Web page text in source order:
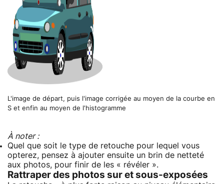
L'image de départ, puis l'image corrigée au moyen de la courbe en
S et enfin au moyen de l'histogramme
À noter :
Quel que soit le type de retouche pour lequel vous
opterez, pensez à ajouter ensuite un brin de netteté
aux photos, pour finir de les « révéler ».
Rattraper des photos sur et sous-exposées